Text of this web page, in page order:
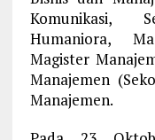
Komunikasi,
Humaniora,
Magister
Manajemen
Manajemen.